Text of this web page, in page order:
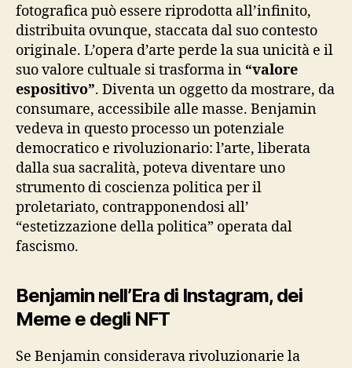
fotografica può essere riprodotta all’infinito,
distribuita ovunque, staccata dal suo contesto
originale. L’opera d’arte perde la sua unicità e il
suo valore cultuale si trasforma in “valore
espositivo”. Diventa un oggetto da mostrare, da
consumare, accessibile alle masse. Benjamin
vedeva in questo processo un potenziale
democratico e rivoluzionario: l’arte, liberata
dalla sua sacralità, poteva diventare uno
strumento di coscienza politica per il
proletariato, contrapponendosi all’
“estetizzazione della politica” operata dal
fascismo.
Benjamin nell’Era di Instagram, dei
Meme e degli NFT
Se Benjamin considerava rivoluzionarie la